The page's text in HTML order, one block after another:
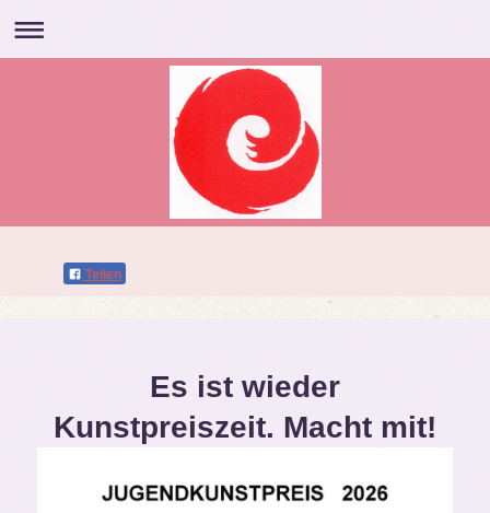
Teilen
Es ist wieder
Kunstpreiszeit. Macht mit!